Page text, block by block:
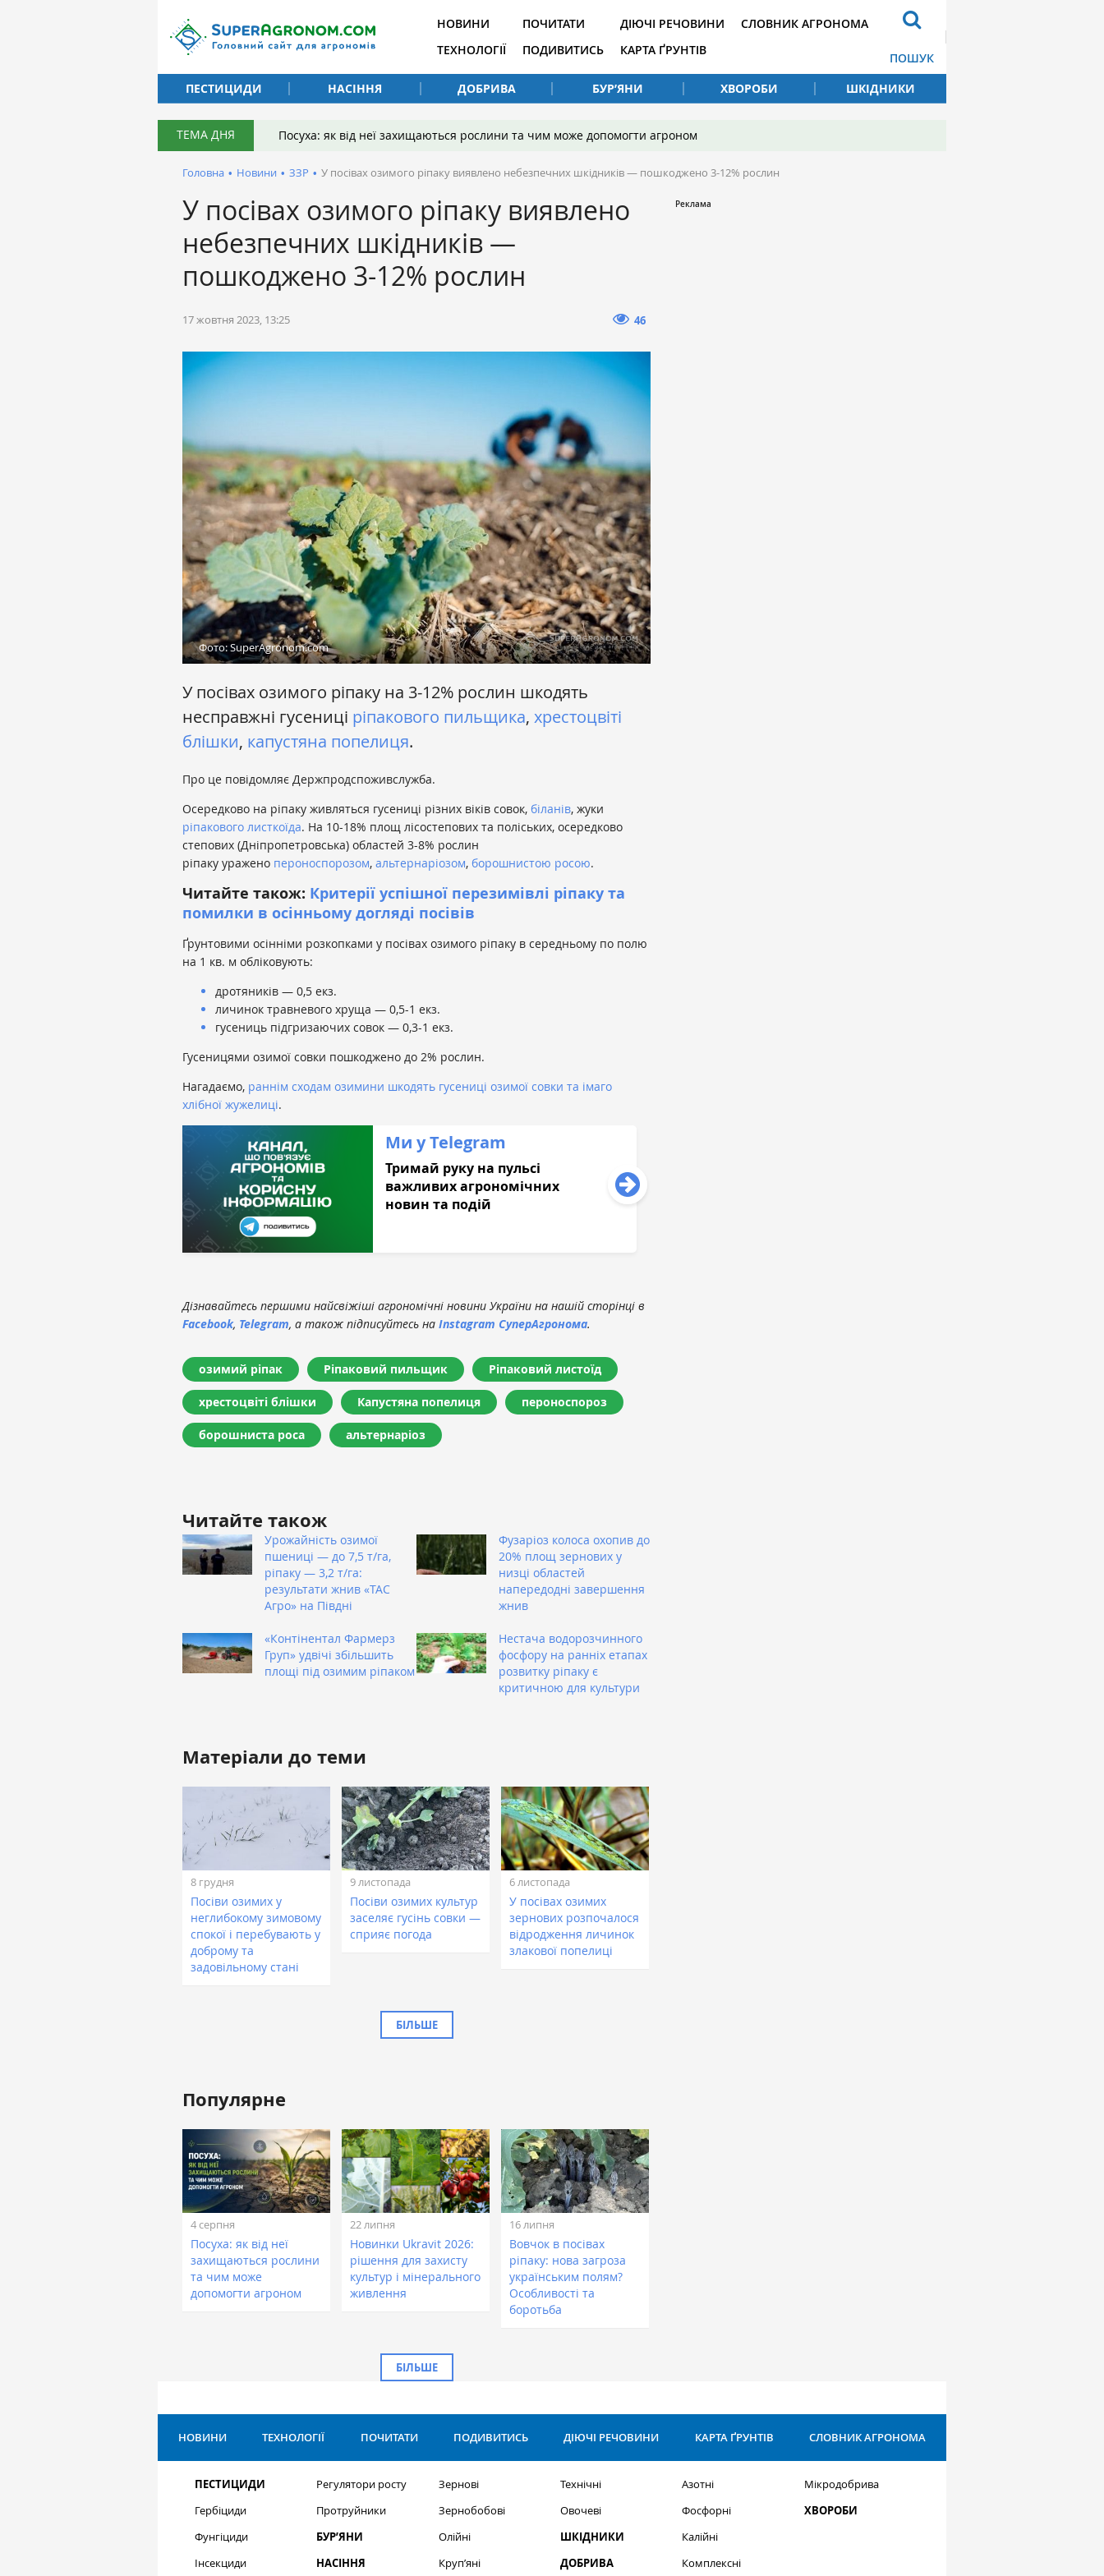
НОВИНИ
ТЕХНОЛОГІЇ
ПОЧИТАТИ
ПОДИВИТИСЬ
ДІЮЧІ РЕЧОВИНИ
КАРТА ҐРУНТІВ
СЛОВНИК АГРОНОМА
ПОШУК
ПЕСТИЦИДИ
НАСІННЯ ДОБРИВА БУР’ЯНИ ХВОРОБИ ШКІДНИКИ
ТЕМА ДНЯ Посуха: як від неї захищаються рослини та чим може допомогти агроном
Головна • Новини • ЗЗР • У посівах озимого ріпаку виявлено небезпечних шкідників — пошкоджено 3-12% рослин
У посівах озимого ріпаку виявлено
небезпечних шкідників —
пошкоджено 3-12% рослин
17 жовтня 2023, 13:25 46
Фото: SuperAgronom.com
У посівах озимого ріпаку на 3-12% рослин шкодять
несправжні гусениці ріпакового пильщика, хрестоцвіті
блішки, капустяна попелиця.
Про це повідомляє Держпродспоживслужба.
Осередково на ріпаку живляться гусениці різних віків совок, біланів, жуки
ріпакового листкоїда. На 10-18% площ лісостепових та поліських, осередково
степових (Дніпропетровська) областей 3-8% рослин
ріпаку уражено пероноспорозом, альтернаріозом, борошнистою росою.
Читайте також: Критерії успішної перезимівлі ріпаку та
помилки в осінньому догляді посівів
Ґрунтовими осінніми розкопками у посівах озимого ріпаку в середньому по полю
на 1 кв. м обліковують:
дротяників — 0,5 екз.
личинок травневого хруща — 0,5-1 екз.
гусениць підгризаючих совок — 0,3-1 екз.
Гусеницями озимої совки пошкоджено до 2% рослин.
Нагадаємо, раннім сходам озимини шкодять гусениці озимої совки та імаго
хлібної жужелиці.
Ми у Telegram
Тримай руку на пульсі
важливих агрономічних
новин та подій
Дізнавайтесь першими найсвіжіші агрономічні новини України на нашій сторінці в
Facebook, Telegram, а також підписуйтесь на Instagram СуперАгронома.
озимий ріпак Ріпаковий пильщик Ріпаковий листоїд
хрестоцвіті блішки Капустяна попелиця пероноспороз
борошниста роса альтернаріоз
Читайте також
Урожайність озимої
пшениці — до 7,5 т/га,
ріпаку — 3,2 т/га:
результати жнив «ТАС
Агро» на Півдні
Фузаріоз колоса охопив до
20% площ зернових у
низці областей
напередодні завершення
жнив
«Контінентал Фармерз
Груп» удвічі збільшить
площі під озимим ріпаком
Нестача водорозчинного
фосфору на ранніх етапах
розвитку ріпаку є
критичною для культури
Матеріали до теми
8 грудня
Посіви озимих у
неглибокому зимовому
спокої і перебувають у
доброму та
задовільному стані
9 листопада
Посіви озимих культур
заселяє гусінь совки —
сприяє погода
6 листопада
У посівах озимих
зернових розпочалося
відродження личинок
злакової попелиці
БІЛЬШЕ
Популярне
4 серпня
Посуха: як від неї
захищаються рослини
та чим може
допомогти агроном
22 липня
Новинки Ukravit 2026:
рішення для захисту
культур і мінерального
живлення
16 липня
Вовчок в посівах
ріпаку: нова загроза
українським полям?
Особливості та
боротьба
БІЛЬШЕ
НОВИНИ ТЕХНОЛОГІЇ ПОЧИТАТИ ПОДИВИТИСЬ ДІЮЧІ РЕЧОВИНИ КАРТА ҐРУНТІВ СЛОВНИК АГРОНОМА
ПЕСТИЦИДИ
Гербіциди
Фунгіциди
Інсекциди
Регулятори росту
Протруйники
БУР’ЯНИ
НАСІННЯ
Зернові
Зернобобові
Олійні
Круп’яні
Технічні
Овочеві
ШКІДНИКИ
ДОБРИВА
Азотні
Фосфорні
Калійні
Комплексні
Мікродобрива
ХВОРОБИ